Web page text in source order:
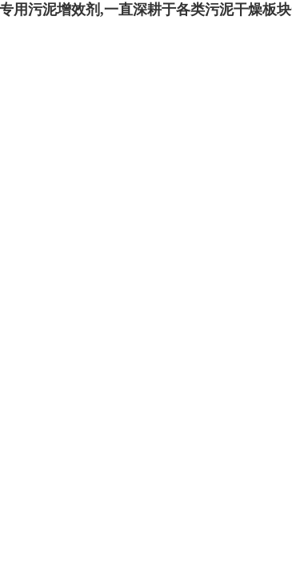
污泥增效剂,一直深耕于各类污泥干燥板